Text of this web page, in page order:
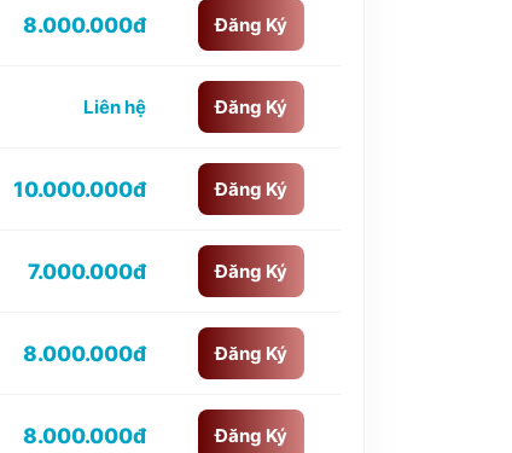
8.000.000đ Đăng Ký
Liên hệ Đăng Ký
10.000.000đ Đăng Ký
7.000.000đ Đăng Ký
8.000.000đ Đăng Ký
8.000.000đ Đăng Ký